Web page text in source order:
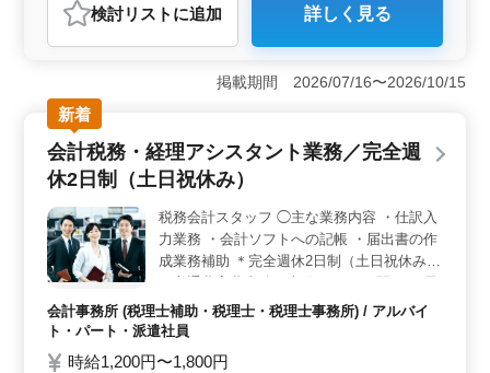
おすすめポイント
＜シニア世代活躍の場＞ 中高年の方が活躍している職
場で、シニア世代でも安心して働ける環境です。経験を
活かして安定した収入を得られます。 ＜住み込み可
能で生活安心＞ 住み込み可能な寮や社宅が用意されて
おり、住居の心配がいりません。無料駐車場や送迎バス
も利用でき、通勤も便利です。 ＜長期安定・働きや
すさ＞ 長期での勤務が可能で、週休2日制や残業なしの
生年金などが完備されています。
検討リスト に追加 詳しく見る
掲載期間 2026/07/16〜2026/10/15
新着
会計税務・経理アシスタント業務／完全週
休2日制（土日祝休み）
税務会計スタッフ ◯主な業務内容 ・仕訳入
力業務 ・会計ソフトへの記帳 ・届出書の作
成業務補助 ＊完全週休2日制（土日祝休み）
年の経験を役立てられる職場です！ 新しい
仲間を募集しています！
会計事務所 (税理士補助・税理士・税理士事務所) / アルバイ
ト・パート・派遣社員
時給1,200円〜1,800円